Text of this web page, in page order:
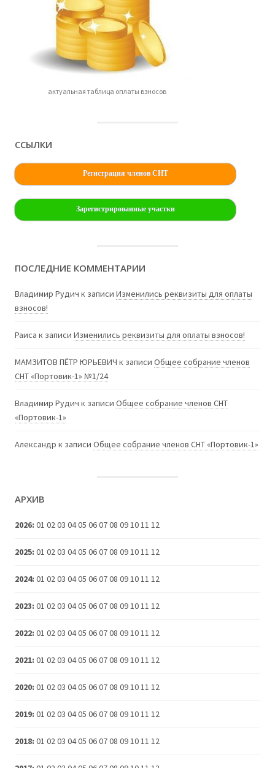
актуальная таблица оплаты взносов
ССЫЛКИ
Регистрация членов СНТ
Зарегистрированные участки
ПОСЛЕДНИЕ КОММЕНТАРИИ
Владимир Рудич к записи Изменились реквизиты для оплаты
взносов!
Раиса к записи Изменились реквизиты для оплаты взносов!
МАМЗИТОВ ПЁТР ЮРЬЕВИЧ к записи Общее собрание членов
СНТ «Портовик-1» №1/24
Владимир Рудич к записи Общее собрание членов СНТ
«Портовик-1»
Александр к записи Общее собрание членов СНТ «Портовик-1»
АРХИВ
2026: 01 0203 0405 060708 091011 12
2025: 01 0203 0405 060708 091011 12
2024: 01 0203 0405 060708 091011 12
2023: 01 0203 0405 060708 091011 12
2022: 01 0203 0405 060708 091011 12
2021: 01 0203 0405 060708 091011 12
2020: 01 0203 0405 060708 091011 12
2019: 01 0203 0405 060708 091011 12
2018: 01 0203 0405 060708 091011 12